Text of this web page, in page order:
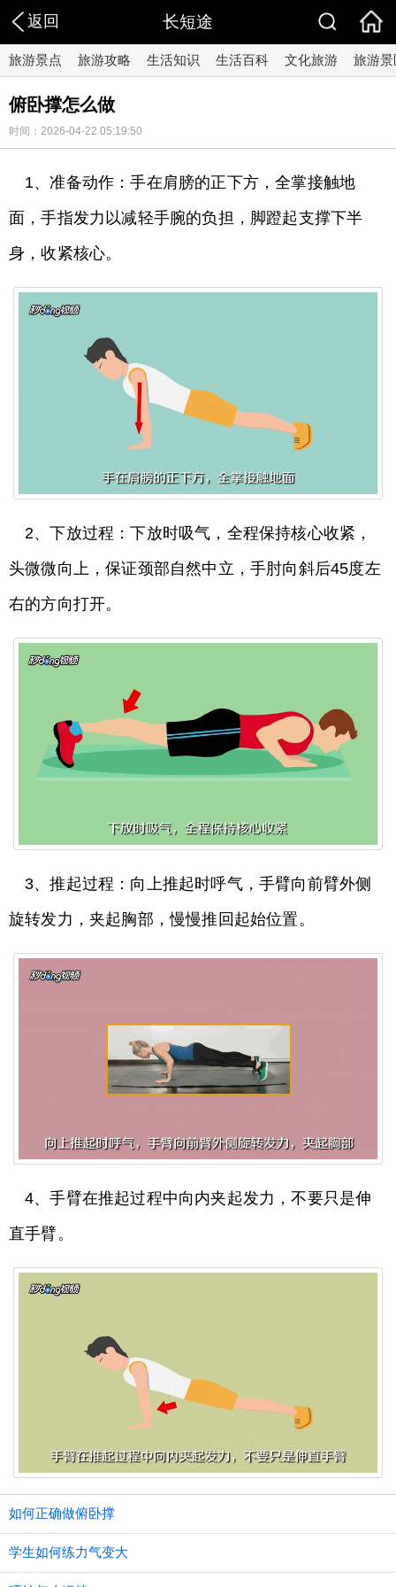
返回 长短途
旅游景点 旅游攻略 生活知识 生活百科 文化旅游 旅游景
俯卧撑怎么做
时间：2026-04-22 05:19:50
1、准备动作：手在肩膀的正下方，全掌接触地
面，手指发力以减轻手腕的负担，脚蹬起支撑下半
身，收紧核心。
2、下放过程：下放时吸气，全程保持核心收紧，
头微微向上，保证颈部自然中立，手肘向斜后45度左
右的方向打开。
3、推起过程：向上推起时呼气，手臂向前臂外侧
旋转发力，夹起胸部，慢慢推回起始位置。
4、手臂在推起过程中向内夹起发力，不要只是伸
直手臂。
如何正确做俯卧撑
学生如何练力气变大